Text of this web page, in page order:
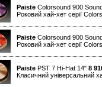
Paiste Colorsound 900
Роковий хай-хет серії
Paiste Colorsound 900
Роковий хай-хет серії
Paiste PST 7 Hi-Hat 14" 8
Класичний універсальний